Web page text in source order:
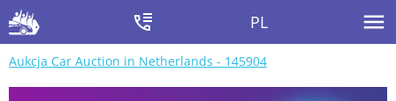
PL
Aukcja Car Auction in Netherlands - 145904